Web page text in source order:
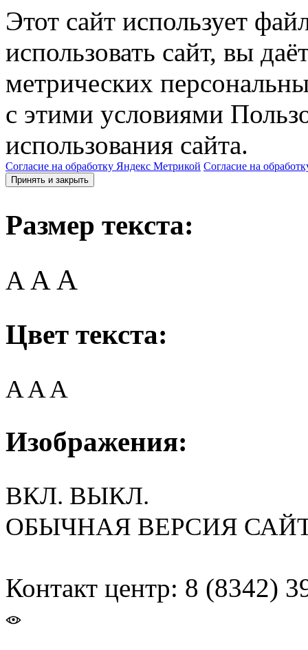
Этот сайт использует
использовать сайт, вы
метрических
с этими условиями
использования сайта.
Согласие на обработку Яндекс Метрикой Согласие на
Принять и закрыть
Размер текста:
A AA
Цвет текста:
AAA
Изображения:
ВКЛ. ВЫКЛ.
ОБЫЧНАЯ ВЕРСИЯ
Контакт центр: 8 (8342)